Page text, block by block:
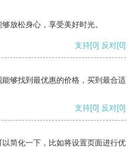
放松身心，享受美好时光。
支持[0] 反对[0]
够找到最优惠的价格，买到最合适
支持[0] 反对[0]
简化一下，比如将设置页面进行优